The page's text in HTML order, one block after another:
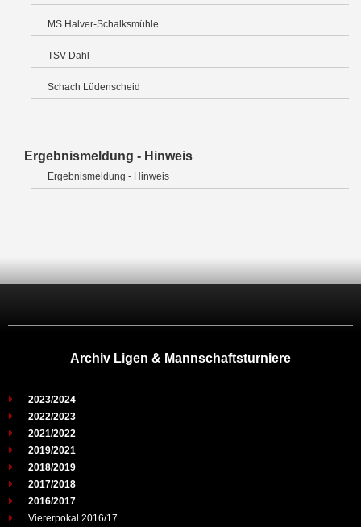
MS Halver-Schalksmühle
TSV Dahl
Schach Lüdenscheid
Ergebnismeldung - Hinweis
Ergebnismeldung - Hinweis
Archiv Ligen & Mannschaftsturniere
2023/2024
2022/2023
2021/2022
2019/2021
2018/2019
2017/2018
2016/2017
Viererpokal 2016/17